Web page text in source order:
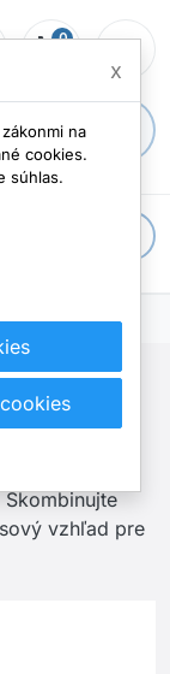
shopping_cart
0
Početmenu
tričiek,
vzhľad pre
x
na
cookies.
súhlas.